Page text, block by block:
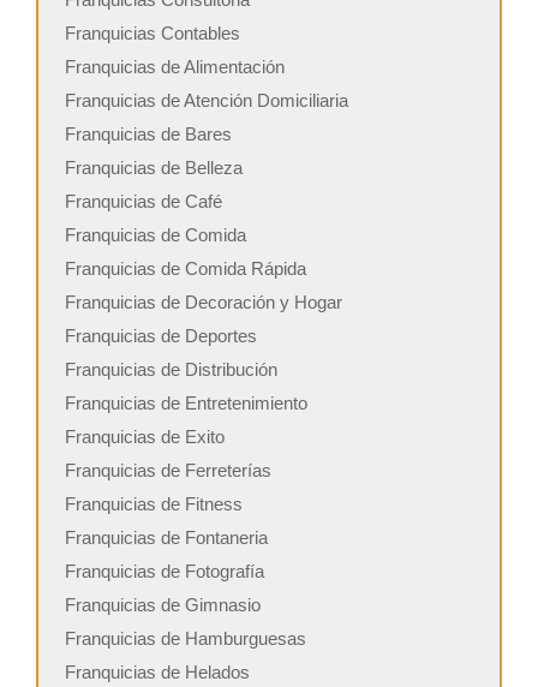
Franquicias Contables
Franquicias de Alimentación
Franquicias de Atención Domiciliaria
Franquicias de Bares
Franquicias de Belleza
Franquicias de Café
Franquicias de Comida
Franquicias de Comida Rápida
Franquicias de Decoración y Hogar
Franquicias de Deportes
Franquicias de Distribución
Franquicias de Entretenimiento
Franquicias de Exito
Franquicias de Ferreterías
Franquicias de Fitness
Franquicias de Fontaneria
Franquicias de Fotografía
Franquicias de Gimnasio
Franquicias de Hamburguesas
Franquicias de Helados